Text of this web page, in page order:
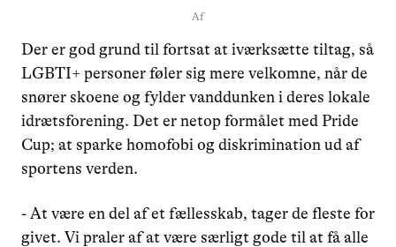
Af
Der er god grund til fortsat at iværksætte tiltag, så
LGBTI+ personer føler sig mere velkomne, når de
snører skoene og fylder vanddunken i deres lokale
idrætsforening. Det er netop formålet med Pride
Cup; at sparke homofobi og diskrimination ud af
sportens verden.
- At være en del af et fællesskab, tager de fleste for
givet. Vi praler af at være særligt gode til at få alle